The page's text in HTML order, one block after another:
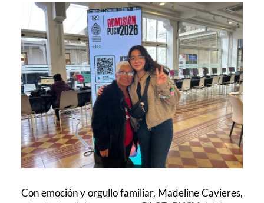
Con emoción y orgullo familiar, Madeline Cavieres,